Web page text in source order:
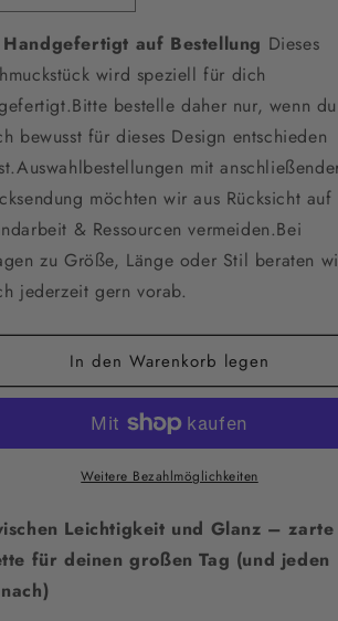
die
Menge
Y-
Brautkette
mit
Fächer
&amp;
Tropfenanhänger
–
Edelstahl-
Hochzeit
&amp;
Silber
die
Menge
für
Vergoldete
Y-
Brautkette
mit
Zirkonia-
Fächer
&amp;
Tropfenanhänger
–
Edelstahl-
Hochzeit
&amp;
Alltag
|
in
Silber
Handgefertigt auf Bestellung Dieses
wird speziell für dich
bestelle daher nur, wenn du
bewusst für dieses Design entschieden
mit
möchten wir aus Rücksicht auf
& Ressourcen vermeiden.Bei
zu Größe, Länge oder Stil beraten
jederzeit gern vorab.
In den Warenkorb legen
Weitere Bezahlmöglichkeiten
Leichtigkeit und Glanz – zarte
für deinen großen Tag (und jeden